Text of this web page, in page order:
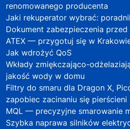
renomowanego producenta
Jaki rekuperator wybrać:
Dokument zabezpieczenia
ATEX — przygotuj się w
Jak wdrożyć QoS
Wkłady zmiękczająco-
jakość wody w domu
Filtry do smaru dla Dragon X,
zapobiec zacinaniu się pierścieni
MQL — precyzyjne smarowanie
Szybka naprawa silników